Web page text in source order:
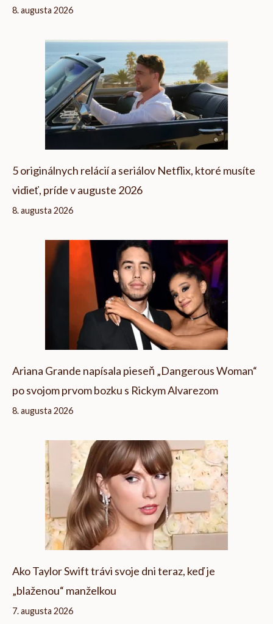
8. augusta 2026
5 originálnych relácií a seriálov Netflix, ktoré musíte
vidieť, príde v auguste 2026
8. augusta 2026
Ariana Grande napísala pieseň „Dangerous Woman“
po svojom prvom bozku s Rickym Alvarezom
8. augusta 2026
Ako Taylor Swift trávi svoje dni teraz, keď je
„blaženou“ manželkou
7. augusta 2026